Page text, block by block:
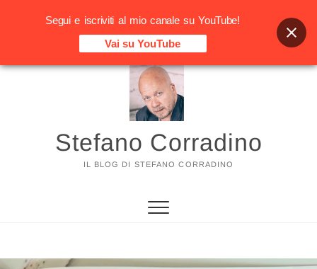
Vai
Stefano Corradino
IL BLOG DI STEFANO CORRADINO
Segui e iscriviti al mio canale su YouTube!
Vai su YouTube